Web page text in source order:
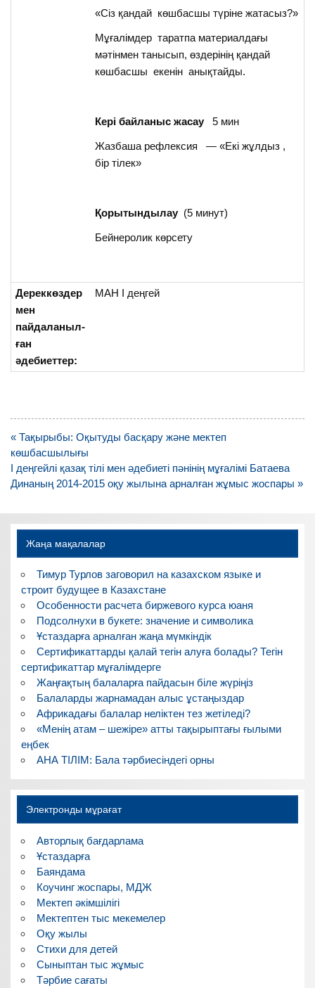
«Сіз қандай көшбасшы түріне жатасыз?»
Мұғалімдер таратпа материалдағы
мәтінмен танысып, өздерінің қандай
көшбасшы екенін анықтайды.
Кері байланыс жасау 5 мин
Жазбаша рефлексия — «Екі жұлдыз ,
бір тілек»
Қорытындылау (5 минут)
Бейнеролик көрсету
Дереккөздер
мен
пайдаланыл-
ған
әдебиеттер:
МАН І деңгей
Навигация
по
записям
« Тақырыбы: Оқытуды басқару және мектеп
көшбасшылығы
I деңгейлі қазақ тілі мен әдебиеті пәнінің мұғалімі Батаева
Динаның 2014-2015 оқу жылына арналған жұмыс жоспары »
Жаңа мақалалар
Тимур Турлов заговорил на казахском языке и
строит будущее в Казахстане
Особенности расчета биржевого курса юаня
Подсолнухи в букете: значение и символика
Ұстаздарға арналған жаңа мүмкіндік
Сертификаттарды қалай тегін алуға болады? Тегін
сертификаттар мұғалімдерге
Жаңғақтың балаларға пайдасын біле жүріңіз
Балаларды жарнамадан алыс ұстаңыздар
Африкадағы балалар неліктен тез жетіледі?
«Менің атам – шежіре» атты тақырыптағы ғылыми
еңбек
АНА ТІЛІМ: Бала тәрбиесіндегі орны
Электронды мұрағат
Авторлық бағдарлама
Ұстаздарға
Баяндама
Коучинг жоспары, МДЖ
Мектеп әкімшілігі
Мектептен тыс мекемелер
Оқу жылы
Стихи для детей
Сыныптан тыс жұмыс
Тәрбие сағаты